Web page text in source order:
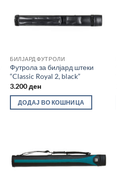
БИЛЈАРД ФУТРОЛИ
Футрола за билјард штеки
“Classic Royal 2, black”
3.200ден
ДОДАЈ ВО КОШНИЦА